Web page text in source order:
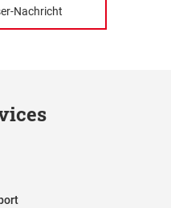
Nachricht